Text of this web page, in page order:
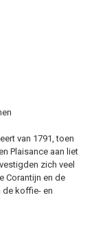
van 1791, toen
Plaisance aan liet
zich veel
Corantijn en de
de koffie- en